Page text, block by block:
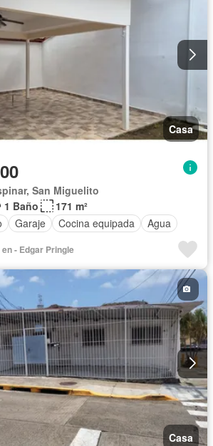
Casa
San Miguelito
1 Baño
171 m²
Garaje Cocina equipada Agua
- Edgar Pringle
Casa